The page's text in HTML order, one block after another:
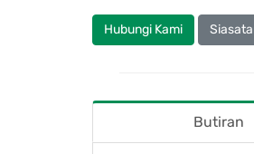
Hubungi Kami
Butiran